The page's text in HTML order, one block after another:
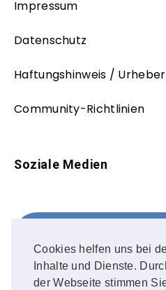
Cookies helfen uns bei
Inhalte und Dienste.
der Webseite stimmen
Impressum
Datenschutz
Haftungshinweis /
Community-Richtlinien
Soziale Medien
FOLLOW ME!
Instagram